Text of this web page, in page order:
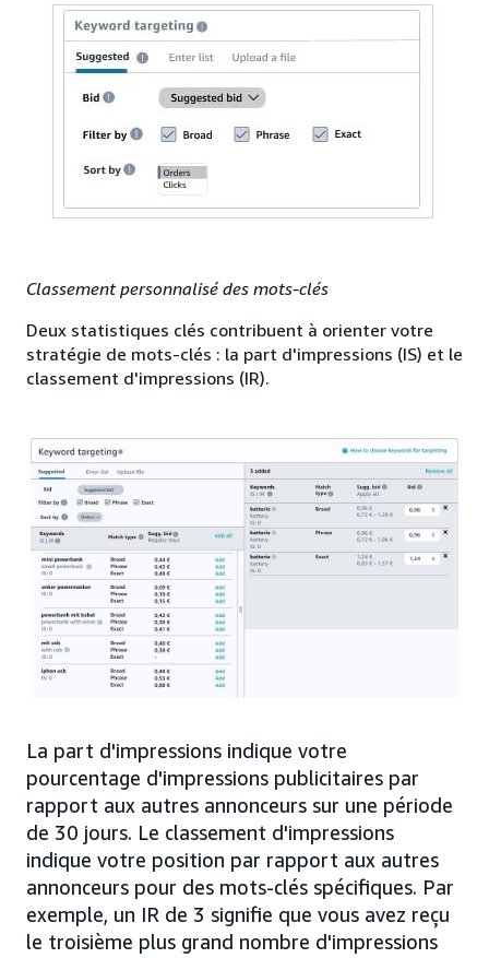
Classement personnalisé des mots-clés
Deux statistiques clés contribuent à orienter votre
stratégie de mots-clés : la part d'impressions (IS) et le
classement d'impressions (IR).
La part d'impressions indique votre
pourcentage d'impressions publicitaires par
rapport aux autres annonceurs sur une période
de 30 jours. Le classement d'impressions
indique votre position par rapport aux autres
annonceurs pour des mots-clés spécifiques. Par
exemple, un IR de 3 signifie que vous avez reçu
le troisième plus grand nombre d'impressions